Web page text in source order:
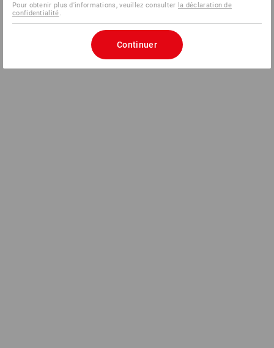
Pour obtenir plus d'informations, veuillez consulter la déclaration de
confidentialité.
Continuer